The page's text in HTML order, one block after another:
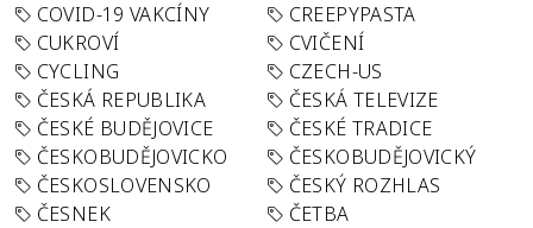
COVID-19 VAKCÍNY
CREEPYPASTA
CUKROVÍ
CVIČENÍ
CYCLING
CZECH-US
ČESKÁ REPUBLIKA
ČESKÁ TELEVIZE
ČESKÉ BUDĚJOVICE
ČESKÉ TRADICE
ČESKOBUDĚJOVICKO
ČESKOBUDĚJOVICKÝ
ČESKOSLOVENSKO
ČESKÝ ROZHLAS
ČESNEK
ČETBA